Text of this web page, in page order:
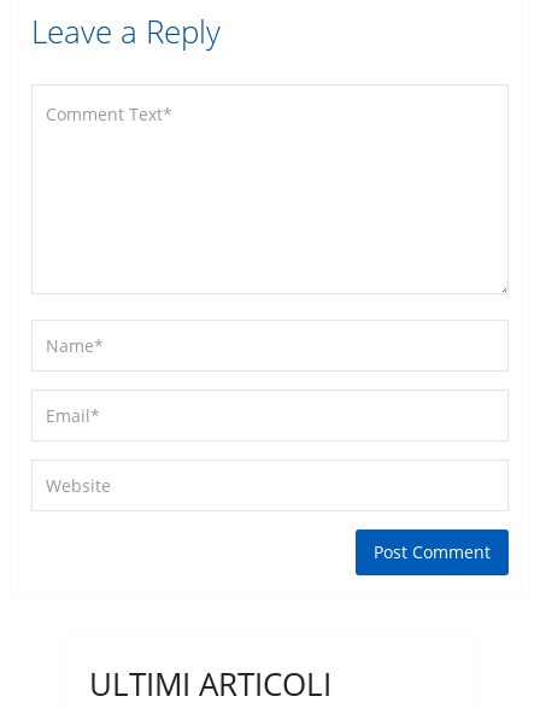
Leave a Reply
ULTIMI ARTICOLI